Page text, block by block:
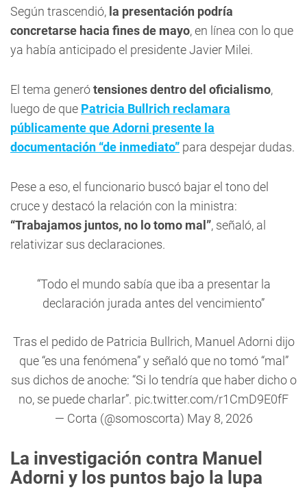
Según trascendió, la presentación podría
concretarse hacia fines de mayo, en línea con lo que
ya había anticipado el presidente Javier Milei.
El tema generótensiones dentro del oficialismo,
luego de que Patricia Bullrich reclamara
públicamente que Adorni presente la
documentación “de inmediato” para despejar dudas.
Pese a eso, el funcionario buscó bajar el tono del
cruce y destacó la relación con la ministra:
“Trabajamos juntos, no lo tomo mal”, señaló, al
relativizar sus declaraciones.
“Todo el mundo sabía que iba a presentar la
declaración jurada antes del vencimiento”
Tras el pedido de Patricia Bullrich, Manuel Adorni dijo
que “es una fenómena” y señaló que no tomó “mal”
sus dichos de anoche: “Si lo tendría que haber dicho o
no, se puede charlar”. pic.twitter.com/r1CmD9E0fF
— Corta (@somoscorta) May 8, 2026
La investigación contra Manuel
Adorni y los puntos bajo la lupa